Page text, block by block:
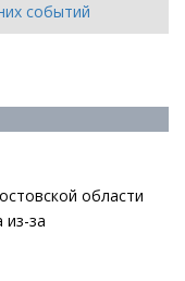
событий
области
за